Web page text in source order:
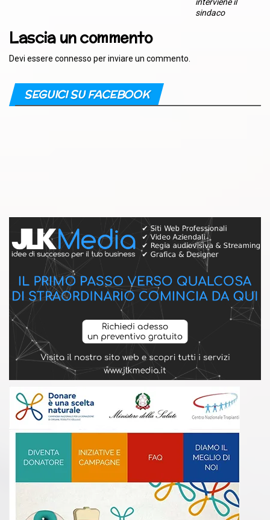
sindaco
Lascia un commento
Devi essere connesso per inviare un commento.
SEGUICI SU FACEBOOK